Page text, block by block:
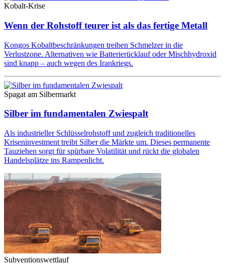
Kobalt-Krise
Wenn der Rohstoff teurer ist als das fertige Metall
Kongos Kobaltbeschränkungen treiben Schmelzer in die
Verlustzone. Alternativen wie Batterierücklauf oder Mischhydroxid
sind knapp – auch wegen des Irankriegs.
Spagat am Silbermarkt
Silber im fundamentalen Zwiespalt
Als industrieller Schlüsselrohstoff und zugleich traditionelles
Kriseninvestment treibt Silber die Märkte um. Dieses permanente
Tauziehen sorgt für spürbare Volatilität und rückt die globalen
Handelsplätze ins Rampenlicht.
Subventionswettlauf